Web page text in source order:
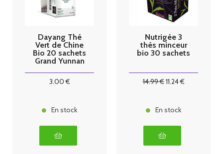
Dayang Thé
Vert de Chine
Bio 20 sachets
Grand Yunnan
3.00€
En stock
Nutrigée 3
thés minceur
bio 30 sachets
14.99€11.24€
En stock